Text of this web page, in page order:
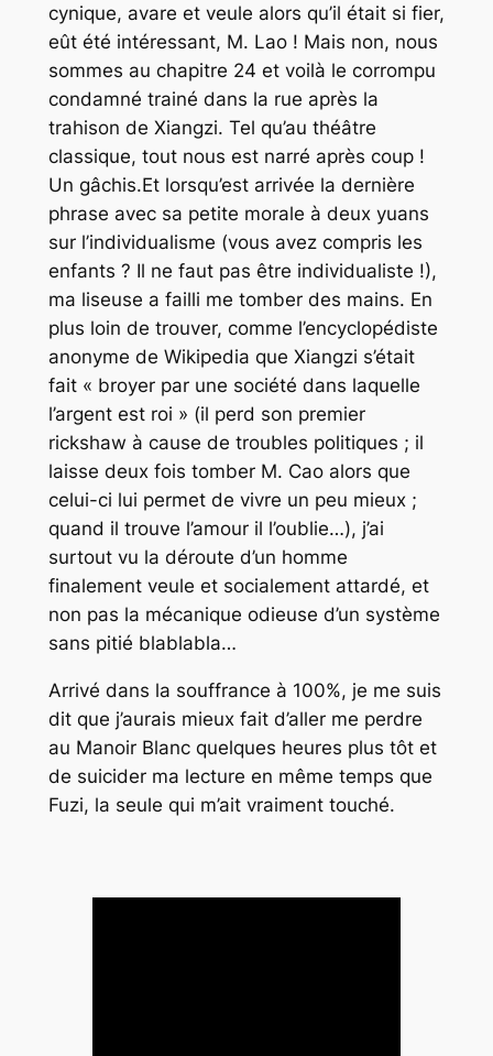
cynique, avare et veule alors qu’il était si fier,
eût été intéressant, M. Lao ! Mais non, nous
sommes au chapitre 24 et voilà le corrompu
condamné trainé dans la rue après la
trahison de Xiangzi. Tel qu’au théâtre
classique, tout nous est narré après coup !
Un gâchis.Et lorsqu’est arrivée la dernière
phrase avec sa petite morale à deux yuans
sur l’individualisme (vous avez compris les
enfants ? Il ne faut pas être individualiste !),
ma liseuse a failli me tomber des mains. En
plus loin de trouver, comme l’encyclopédiste
anonyme de Wikipedia que Xiangzi s’était
fait « broyer par une société dans laquelle
l’argent est roi » (il perd son premier
rickshaw à cause de troubles politiques ; il
laisse deux fois tomber M. Cao alors que
celui-ci lui permet de vivre un peu mieux ;
quand il trouve l’amour il l’oublie…), j’ai
surtout vu la déroute d’un homme
finalement veule et socialement attardé, et
non pas la mécanique odieuse d’un système
sans pitié blablabla…
Arrivé dans la souffrance à 100%, je me suis
dit que j’aurais mieux fait d’aller me perdre
au Manoir Blanc quelques heures plus tôt et
de suicider ma lecture en même temps que
Fuzi, la seule qui m’ait vraiment touché.